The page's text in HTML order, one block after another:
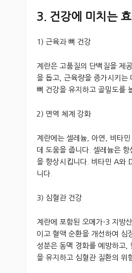
3. 건강에 미치는
1) 근육과 뼈 건강
계란은 고품질의 단백질을 제
을 돕고, 근육량을 증가시키는
뼈 건강을 유지하고 골밀도를
2) 면역 체계 강화
계란에는 셀레늄, 아연, 비타
데 도움을 줍니다. 셀레늄은
을 향상시킵니다. 비타민 A와
니다.
3) 심혈관 건강
계란에 포함된 오메가-3 지방
이고 혈액 순환을 개선하여 심
성분은 동맥 경화를 예방하고,
을 유지하고 심혈관 질환의 위